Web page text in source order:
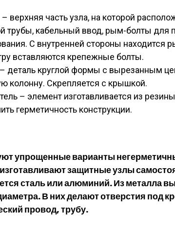
верхняя часть узла, на которой
трубы, кабельный ввод, рым-болты для
С внутренней стороны находится
вставляются крепежные болты.
деталь круглой формы с вырезанным
колонну. Скрепляется с крышкой.
– элемент изготавливается из
герметичность конструкции.
упрощенные варианты
защитные узлы
сталь или алюминий. Из металла
В них делают отверстия под
провод, трубу.